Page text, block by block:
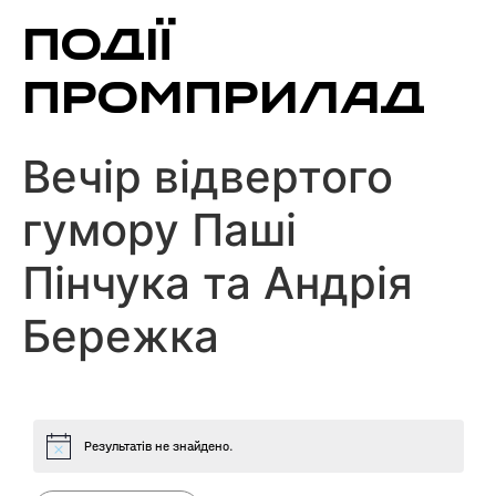
вмістуПОДІЇ
ПРОМПРИЛАД
Вечір відвертого
гумору Паші
Пінчука та Андрія
Бережка
Результатів не знайдено.